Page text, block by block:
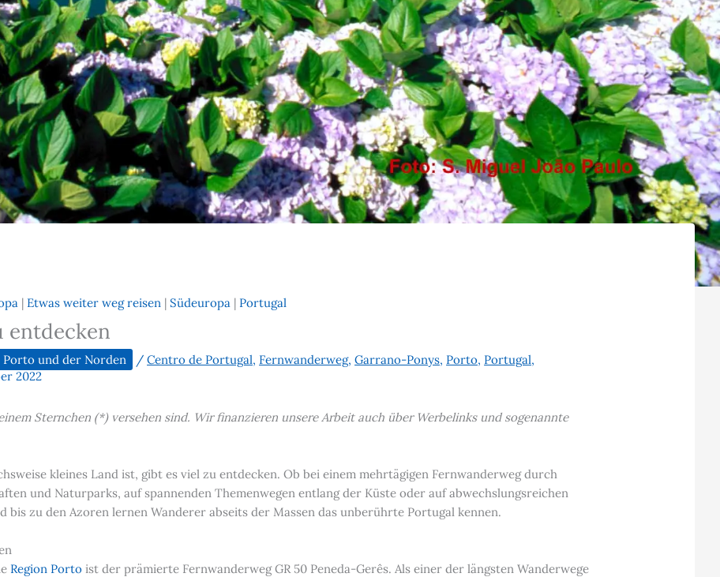
| Etwas weiter weg reisen |Südeuropa | Portugal
entdecken
Porto und der Norden /Centro de Portugal, Fernwanderweg,Garrano-Ponys, Porto, Portugal,
2022
Sternchen (*) versehen sind. Wir finanzieren unsere Arbeit auch über Werbelinks und sogenannte
kleines Land ist, gibt es viel zu entdecken. Ob bei einem mehrtägigen Fernwanderweg durch
und Naturparks, auf spannenden Themenwegen entlang der Küste oder auf abwechslungsreichen
bis zu den Azoren lernen Wanderer abseits der Massen das unberührte Portugal kennen.
Region Porto ist der prämierte Fernwanderweg GR 50 Peneda-Gerês. Als einer der längsten Wanderwege